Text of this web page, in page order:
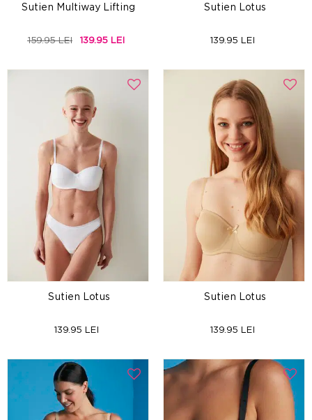
Sutien Multiway Lifting
159.95 LEI 139.95 LEI
Sutien Lotus
139.95 LEI
Sutien Lotus
139.95 LEI
Sutien Lotus
139.95 LEI